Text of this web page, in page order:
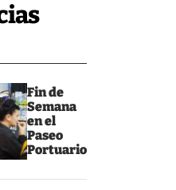
Fin de
Semana
en el
Paseo
Portuario